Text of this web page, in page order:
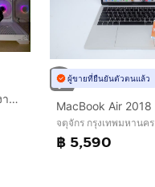
💥 Com เล่นสตรีมเกมส์ ทำงาน กราฟิก 3D ตัดต่อ 💥 CPU I3 10105F + RX 570 OC 8 GB + RAM 16 GB + SSD 256 GB 💥
ผู้ขายที่ยืนยันตัวตนแล้ว
จตุจักร กรุงเทพมหานคร
฿ 5,590